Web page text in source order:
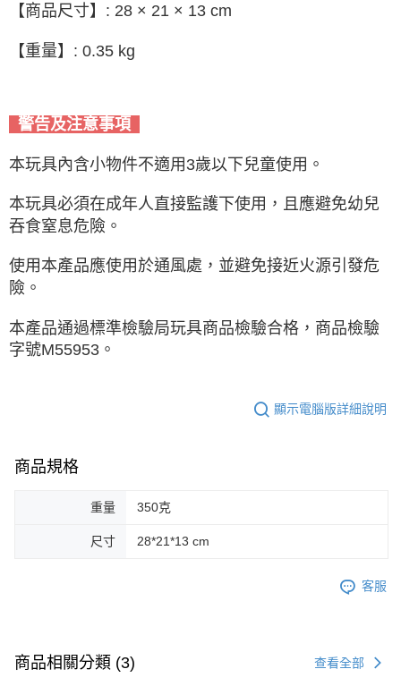
【商品尺寸】: 28 × 21 × 13 cm
【重量】: 0.35 kg
警告及注意事項
本玩具內含小物件不適用3歲以下兒童使用。
本玩具必須在成年人直接監護下使用，且應避免幼兒
吞食窒息危險。
使用本產品應使用於通風處，並避免接近火源引發危
險。
本產品通過標準檢驗局玩具商品檢驗合格，商品檢驗
字號M55953。
顯示電腦版詳細說明
商品規格
重量 350克
尺寸 28*21*13 cm
客服
商品相關分類 (3) 查看全部